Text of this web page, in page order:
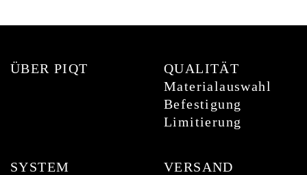
ÜBER PIQT
QUALITÄT
Materialauswahl
Befestigung
Limitierung
SYSTEM
VERSAND